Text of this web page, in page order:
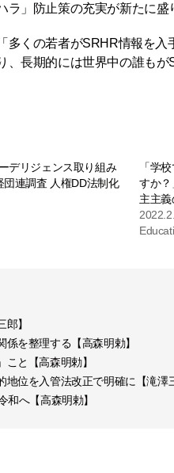
」防止策の充実が新たに盛
多くの若者がSRHR情報を入
、長期的には世界中の誰も
デリジェンス取り組み
団連調査 人権DD法制化
「学
すか？
主主義
】
係を整理する【高森明勅】
と【高森明勅】
位を入管法改正で明確に【滝澤
へ【高森明勅】